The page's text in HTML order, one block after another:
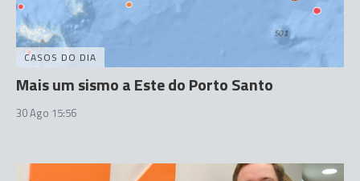
CASOS DO DIA
Mais um sismo a Este do Porto Santo
30 Ago 15:56